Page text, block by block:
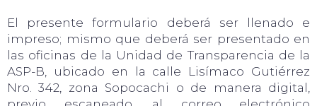
El presente formulario deberá ser llenado e
impreso; mismo que deberá ser presentado en
las oficinas de la Unidad de Transparencia de la
ASP-B, ubicado en la calle Lisímaco Gutiérrez
Nro. 342, zona Sopocachi o de manera digital,